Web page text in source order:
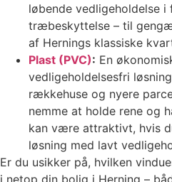
løbende vedligeholdelse i
træbeskyttelse – til
af Hernings klassiske
Plast (PVC): En
vedligeholdelsesfri
rækkehuse og nyere
nemme at holde rene og
kan være attraktivt, hvis
løsning med lavt
Er du usikker på, hvilken
i netop din bolig i Herning –